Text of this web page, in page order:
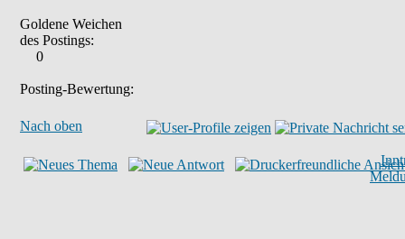
Goldene Weichen
des Postings:
0
Posting-Bewertung:
Nach oben